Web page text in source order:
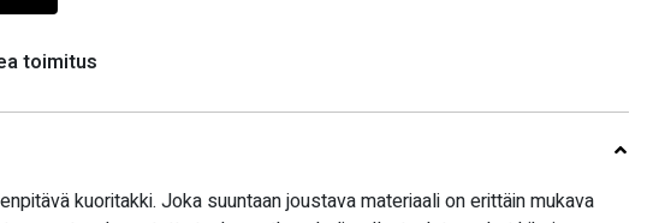
toimitus
kuoritakki. Joka suuntaan joustava materiaali on erittäin mukava